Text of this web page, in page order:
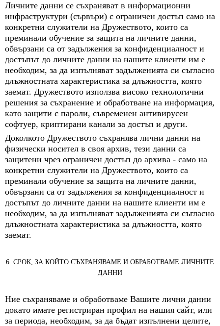
Личните данни се съхраняват в информационни
инфраструктури (сървъри) с ограничен достъп само на
конкретни служители на Дружеството, които са
преминали обучение за защита на личните данни,
обвързани са от задължения за конфиденциалност и
достъпът до личните данни на нашите клиенти им е
необходим, за да изпълняват задълженията си съгласно
длъжностната характеристика за длъжността, която
заемат. Дружеството използва високо технологични
решения за съхранение и обработване на информация,
като защити с пароли, съвременен антивирусен
софтуер, криптирани канали за достъп и други.
Доколкото Дружеството съхранява лични данни на
физически носител в своя архив, тези данни са
защитени чрез ограничен достъп до архива - само на
конкретни служители на Дружеството, които са
преминали обучение за защита на личните данни,
обвързани са от задължения за конфиденциалност и
достъпът до личните данни на нашите клиенти им е
необходим, за да изпълняват задълженията си съгласно
длъжностната характеристика за длъжността, която
заемат.
6. СРОК, ЗА КОЙТО СЪХРАНЯВАМЕ И ОБРАБОТВАМЕ ЛИЧНИТЕ
ДАННИ
Ние съхраняваме и обработваме Вашите лични данни
докато имате регистриран профил на нашия сайт, или
за периода, необходим, за да бъдат изпълнени целите,